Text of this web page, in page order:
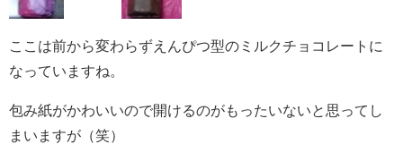
ここは前から変わらずえんぴつ型のミルクチョコレートに
なっていますね。
包み紙がかわいいので開けるのがもったいないと思ってし
まいますが（笑）